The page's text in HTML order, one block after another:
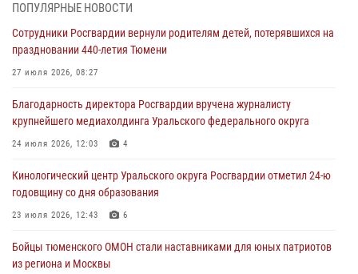
06 августа 2026, 04:41 3
Росгвардейцы в Тюменской области почтили память генерала
армии Ивана Кирилловича Яковлева
05 августа 2026, 11:03
В Тюмени офицер Росгвардии в радиоэфире напомнил гражданам о
мерах безопасного владения оружием
05 августа 2026, 09:56
Военнослужащие Росгвардии сбили дрон-разведчик ВСУ на южном
направлении
05 августа 2026, 05:35
Стальной характер продемонстрировали росгвардейцы в ходе
масштабных спортивных событий на Урале
ПОПУЛЯРНЫЕ НОВОСТИ
Сотрудники Росгвардии вернули родителям детей, потерявшихся на
праздновании 440-летия Тюмени
27 июля 2026, 08:27
Благодарность директора Росгвардии вручена журналисту
крупнейшего медиахолдинга Уральского федерального округа
24 июля 2026, 12:03 4
Кинологический центр Уральского округа Росгвардии отметил 24-ю
годовщину со дня образования
23 июля 2026, 12:43 6
Бойцы тюменского ОМОН стали наставниками для юных патриотов
из региона и Москвы